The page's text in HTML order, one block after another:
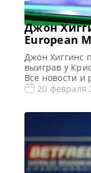
Джон
European
Джон Хиггинс
выиграв у
Все новости и
Квалификация
раундах в
счетом 3-1,
20 февраля